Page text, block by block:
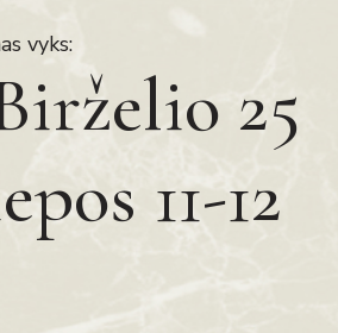
vyks:
25
11-12